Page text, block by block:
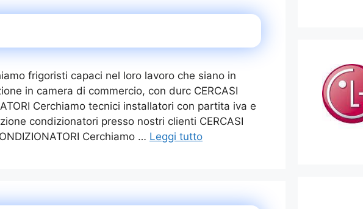
frigoristi capaci nel loro lavoro che siano in
in camera di commercio, con durc CERCASI
Cerchiamo tecnici installatori con partita iva e
condizionatori presso nostri clienti CERCASI
Cerchiamo … Leggi tutto